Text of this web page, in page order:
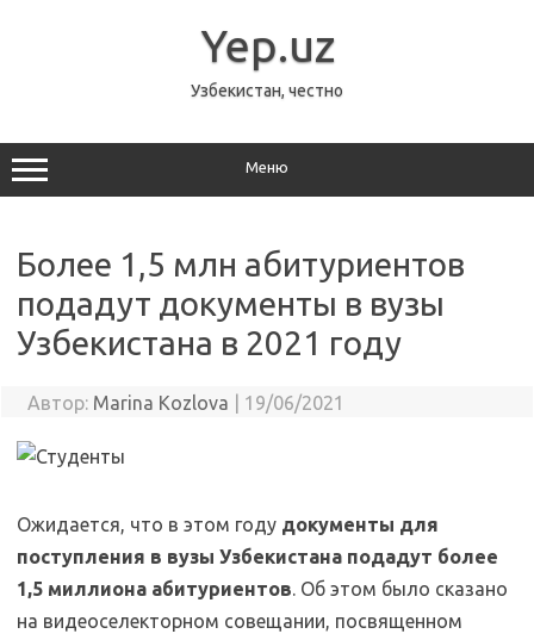
Yep.uz
Узбекистан, честно
Меню
Более 1,5 млн абитуриентов
подадут документы в вузы
Узбекистана в 2021 году
Автор: Marina Kozlova 19/06/2021
Ожидается, что в этом году документы для
поступления в вузы Узбекистана подадут более
1,5 миллиона абитуриентов. Об этом было сказано
на видеоселекторном совещании, посвященном